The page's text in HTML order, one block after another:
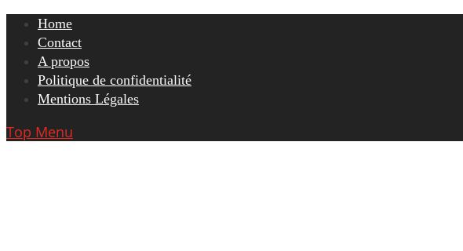
Skip
content
Home
Contact
A propos
Politique de confidentialité
Mentions Légales
Top Menu